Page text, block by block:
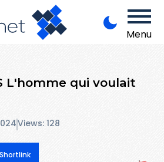
Menu
L'homme qui voulait
Views: 128